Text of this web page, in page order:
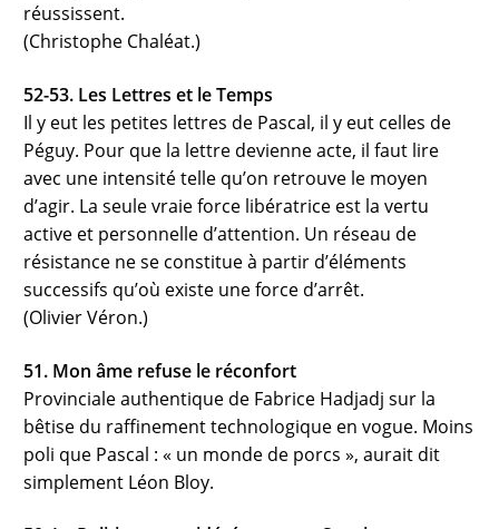
réussissent.
(Christophe Chaléat.)
52-53. Les Lettres et le Temps
Il y eut les petites lettres de Pascal, il y eut celles de
Péguy. Pour que la lettre devienne acte, il faut lire
avec une intensité telle qu’on retrouve le moyen
d’agir. La seule vraie force libératrice est la vertu
active et personnelle d’attention. Un réseau de
résistance ne se constitue à partir d’éléments
successifs qu’où existe une force d’arrêt.
(Olivier Véron.)
51. Mon âme refuse le réconfort
Provinciale authentique de Fabrice Hadjadj sur la
bêtise du raffinement technologique en vogue. Moins
poli que Pascal : « un monde de porcs », aurait dit
simplement Léon Bloy.